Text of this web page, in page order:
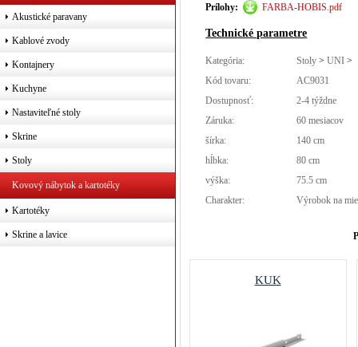
Akustické paravany
Kablové zvody
Kontajnery
Kuchyne
Nastaviteľné stoly
Skrine
Stoly
Kovový nábytok a kartotéky
Kartotéky
Skrine a lavice
Prílohy: FARBA-HOBIS.pdf
Technické parametre
Kategória: Stoly> UNI>
Kód tovaru:
AC9031
Dostupnosť:
2-4 týždne
Záruka:
60 mesiacov
šírka:
140 cm
hĺbka:
80 cm
výška:
75.5 cm
Charakter:
Výrobok na
KUK